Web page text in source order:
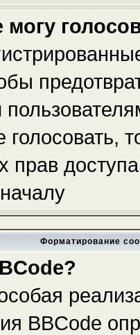
могу
прав
Форматирование
BBCode